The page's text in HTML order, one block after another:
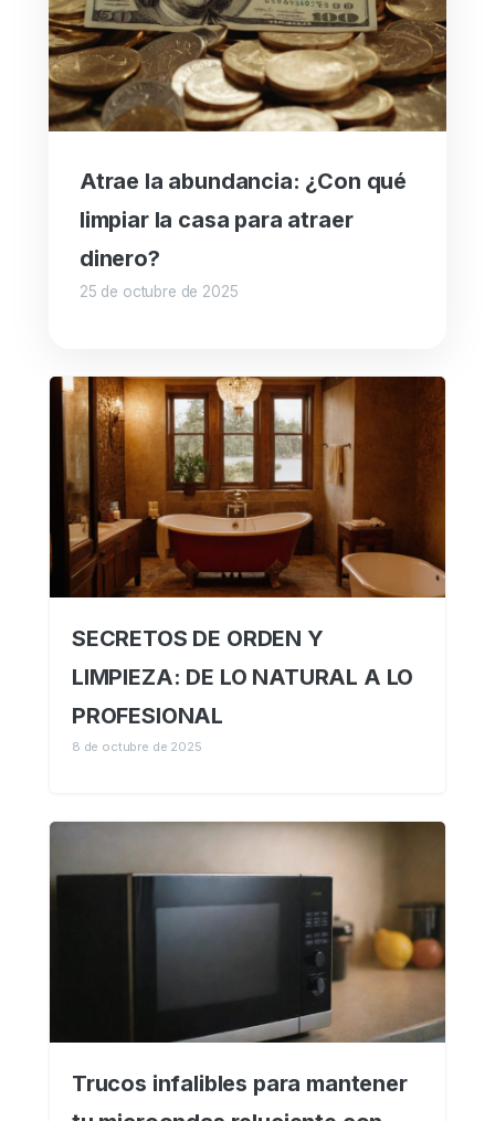
Atrae la abundancia: ¿Con qué
limpiar la casa para atraer
dinero?
25 de octubre de 2025
SECRETOS DE ORDEN Y
LIMPIEZA: DE LO NATURAL A LO
PROFESIONAL
8 de octubre de 2025
Trucos infalibles para mantener